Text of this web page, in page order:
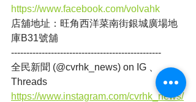
https://www.facebook.com/volvahk
店舖地址：旺角西洋菜南街銀城廣場地
庫B31號舖
-------------------------------------------------
全民新聞 (@cvrhk_news) on IG 、
Threads
https://www.instagram.com/cvrhk_news/